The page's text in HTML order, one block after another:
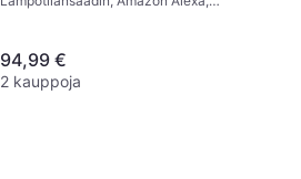
94,99 €
2 kauppoja